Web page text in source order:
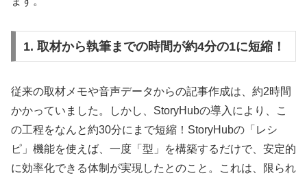
1. 取材から執筆までの時間が約4分の1に短縮！
従来の取材メモや音声データからの記事作成は、約2時間
かかっていました。しかし、StoryHubの導入により、こ
の工程をなんと約30分にまで短縮！StoryHubの「レシ
ピ」機能を使えば、一度「型」を構築するだけで、安定的
に効率化できる体制が実現したとのこと。これは、限られ